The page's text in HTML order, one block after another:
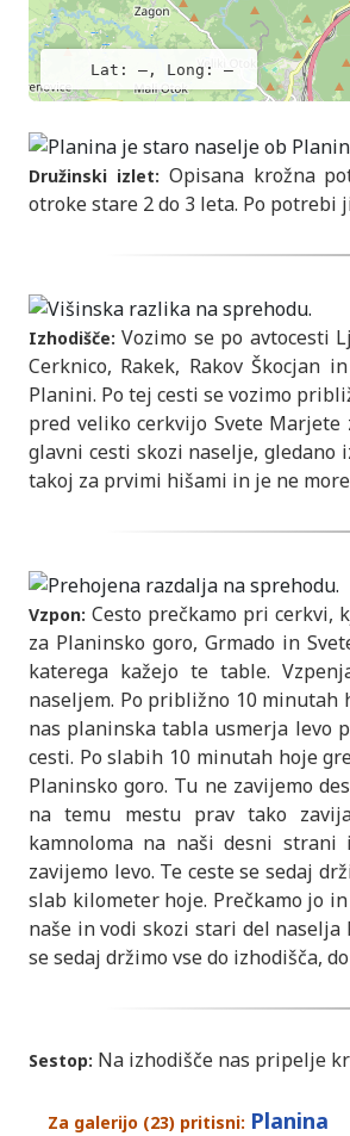
Lat: –, Long: –
Družinski izlet: Opisana krožna
otroke stare 2 do 3 leta. Po potrebi
Izhodišče: Vozimo se po avtocesti
Cerknico, Rakek, Rakov Škocjan
Planini. Po tej cesti se vozimo
pred veliko cerkvijo Svete Marjete
glavni cesti skozi naselje,
takoj za prvimi hišami in je ne
Vzpon: Cesto prečkamo pri cerkvi,
za Planinsko goro, Grmado in
katerega kažejo te table.
naseljem. Po približno 10 minutah
nas planinska tabla usmerja levo
cesti. Po slabih 10 minutah hoje
Planinsko goro. Tu ne zavijemo
na temu mestu prav tako
kamnoloma na naši desni
zavijemo levo. Te ceste se sedaj
slab kilometer hoje. Prečkamo jo
naše in vodi skozi stari del naselja
se sedaj držimo vse do izhodišča,
Sestop: Na izhodišče nas pripelje
Za galerijo (23) pritisni: Planina